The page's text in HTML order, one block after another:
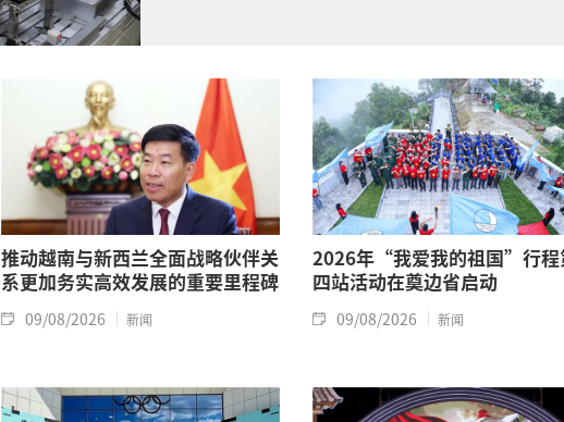
推动越南与新西兰全面战略伙伴关
系更加务实高效发展的重要里程碑
09/08/2026 新闻
2026年“我爱我的祖国”行程
四站活动在奠边省启动
09/08/2026 新闻